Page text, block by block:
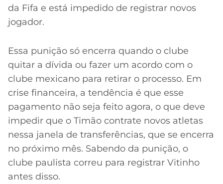
da Fifa e está impedido de registrar novos
jogador.
Essa punição só encerra quando o clube
quitar a dívida ou fazer um acordo com o
clube mexicano para retirar o processo. Em
crise financeira, a tendência é que esse
pagamento não seja feito agora, o que deve
impedir que o Timão contrate novos atletas
nessa janela de transferências, que se encerra
no próximo mês. Sabendo da punição, o
clube paulista correu para registrar Vitinho
antes disso.